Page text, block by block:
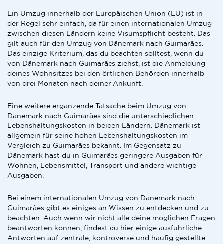
Ein Umzug innerhalb der Europäischen Union (EU) ist in
der Regel sehr einfach, da für einen internationalen Umzug
zwischen diesen Ländern keine Visumspflicht besteht. Das
gilt auch für den Umzug von Dänemark nach Guimarães.
Das einzige Kriterium, das du beachten solltest, wenn du
von Dänemark nach Guimarães ziehst, ist die Anmeldung
deines Wohnsitzes bei den örtlichen Behörden innerhalb
von drei Monaten nach deiner Ankunft.
Eine weitere ergänzende Tatsache beim Umzug von
Dänemark nach Guimarães sind die unterschiedlichen
Lebenshaltungskosten in beiden Ländern. Dänemark ist
allgemein für seine hohen Lebenshaltungskosten im
Vergleich zu Guimarães bekannt. Im Gegensatz zu
Dänemark hast du in Guimarães geringere Ausgaben für
Wohnen, Lebensmittel, Transport und andere wichtige
Ausgaben.
Bei einem internationalen Umzug von Dänemark nach
Guimarães gibt es einiges an Wissen zu entdecken und zu
beachten. Auch wenn wir nicht alle deine möglichen Fragen
beantworten können, findest du hier einige ausführliche
Antworten auf zentrale, kontroverse und häufig gestellte